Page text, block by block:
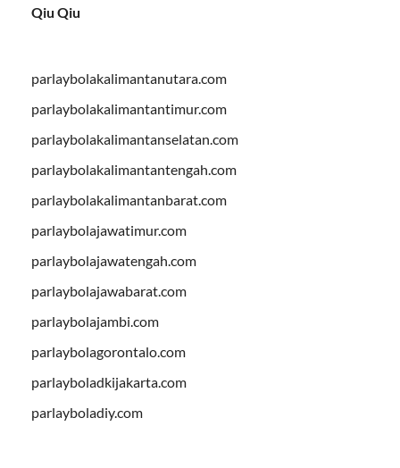
Qiu Qiu
parlaybolakalimantanutara.com
parlaybolakalimantantimur.com
parlaybolakalimantanselatan.com
parlaybolakalimantantengah.com
parlaybolakalimantanbarat.com
parlaybolajawatimur.com
parlaybolajawatengah.com
parlaybolajawabarat.com
parlaybolajambi.com
parlaybolagorontalo.com
parlayboladkijakarta.com
parlayboladiy.com